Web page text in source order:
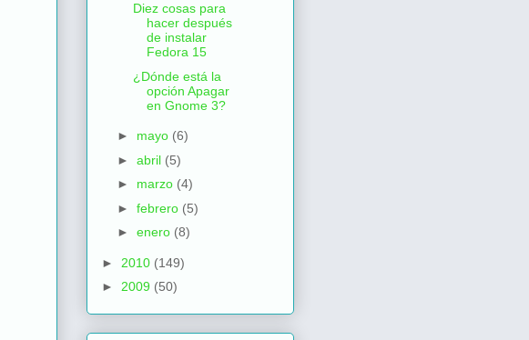
Diez cosas para
hacer después
de instalar
Fedora 15
¿Dónde está la
opción Apagar
en Gnome 3?
► mayo (6)
► abril (5)
► marzo (4)
► febrero (5)
► enero (8)
► 2010 (149)
► 2009 (50)